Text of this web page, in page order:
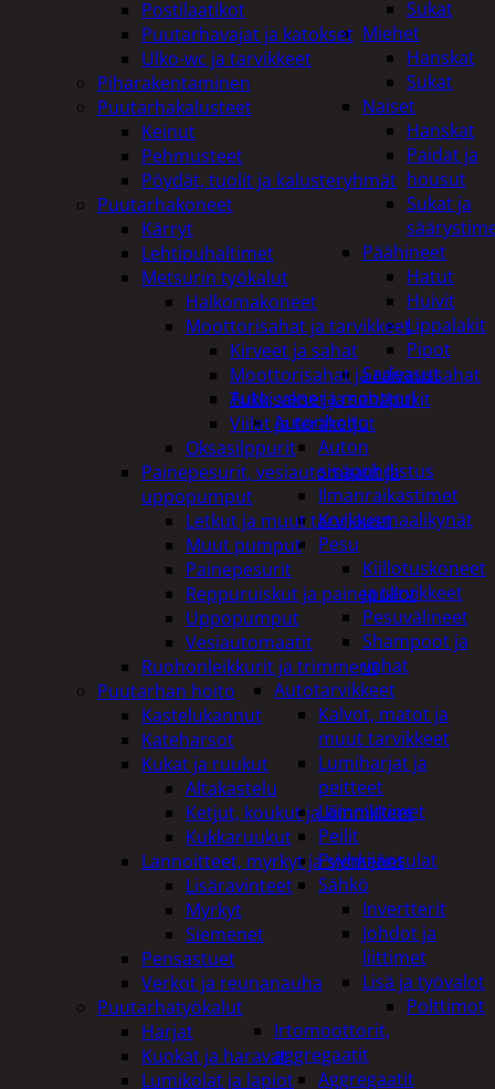
Sukat
Miehet
Hanskat
Sukat
Naiset
Hanskat
Paidat ja
housut
Sukat ja
Päähineet
Hatut
Huivit
Lippalakit
Pipot
Sadeasut
Auto, vene ja moottori
Autonhoito
Auton
sisäpuhdistus
Ilmanraikastimet
Korjausmaalikynät
Pesu
Kiillotuskoneet
ja tarvikkeet
Pesuvälineet
Shampoot ja
vahat
Autotarvikkeet
Kalvot, matot ja
muut tarvikkeet
Lumiharjat ja
peitteet
Lämmittimet
Peilit
Pyyhkijänsulat
Sähkö
Invertterit
Johdot ja
liittimet
Lisä ja työvalot
Polttimot
Irtomoottorit,
aggregaatit
Aggregaatit
Postilaatikot
Puutarhavajat ja katokset
Ulko-wc ja tarvikkeet
Piharakentaminen
Puutarhakalusteet
Keinut
Pehmusteet
Pöydät, tuolit ja kalusteryhmät
Puutarhakoneet
Kärryt
Lehtipuhaltimet
Metsurin työkalut
Halkomakoneet
Moottorisahat ja tarvikkeet
Kirveet ja sahat
Moottorisahat ja raivaussahat
Tukkisakset ja sahapukit
Viilat ja teräketjut
Oksasilppurit
Painepesurit, vesiautomaatit ja
uppopumput
Letkut ja muut tarvikkeet
Muut pumput
Painepesurit
Reppuruiskut ja painepullot
Uppopumput
Vesiautomaatit
Ruohonleikkurit ja trimmerit
Puutarhan hoito
Kastelukannut
Kateharsot
Kukat ja ruukut
Altakastelu
Ketjut, koukut ja kiinnikkeet
Kukkaruukut
Lannoitteet, myrkyt ja siemenet
Lisäravinteet
Myrkyt
Siemenet
Pensastuet
Verkot ja reunanauha
Puutarhatyökalut
Harjat
Kuokat ja haravat
Lumikolat ja lapiot